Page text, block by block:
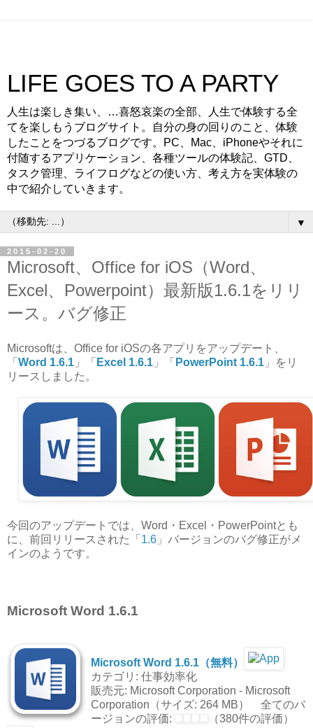
LIFE GOES TO A PARTY
人生は楽しき集い、…喜怒哀楽の全部、人生で体験する全
てを楽しもうブログサイト。自分の身の回りのこと、体験
したことをつづるブログです。PC、Mac、iPhoneやそれに
付随するアプリケーション、各種ツールの体験記、GTD、
タスク管理、ライフログなどの使い方、考え方を実体験の
中で紹介していきます。
▼
2015-02-20
Microsoft、Office for iOS（Word、
Excel、Powerpoint）最新版1.6.1をリリ
ース。バグ修正
Microsoftは、Office for iOSの各アプリをアップデート、
「 Word 1.6.1 」「 Excel 1.6.1 」「 PowerPoint 1.6.1 」をリ
リースしました。
今回のアップデートでは、Word・Excel・PowerPointとも
に、前回リリースされた「 1.6 」バージョンのバグ修正がメ
インのようです。
Microsoft Word 1.6.1
Microsoft Word 1.6.1（無料）
カテゴリ: 仕事効率化
販売元: Microsoft Corporation - Microsoft
Corporation（サイズ: 264 MB） 全てのバ
ージョンの評価:
（380件の評価）